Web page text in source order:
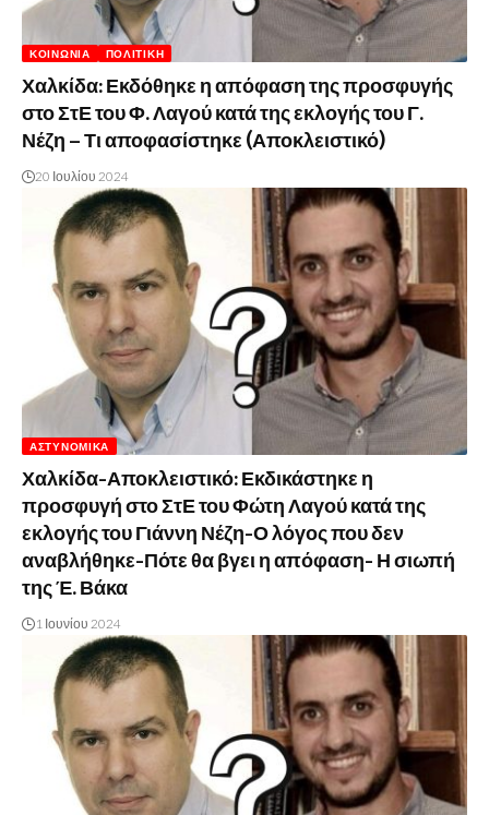
ΚΟΙΝΩΝΊΑ ΠΟΛΙΤΙΚΉ
Χαλκίδα: Εκδόθηκε η απόφαση της προσφυγής
στο ΣτΕ του Φ. Λαγού κατά της εκλογής του Γ.
Νέζη – Τι αποφασίστηκε (Αποκλειστικό)
20 Ιουλίου 2024
ΑΣΤΥΝΟΜΙΚΆ
Χαλκίδα-Αποκλειστικό: Εκδικάστηκε η
προσφυγή στο ΣτΕ του Φώτη Λαγού κατά της
εκλογής του Γιάννη Νέζη-Ο λόγος που δεν
αναβλήθηκε-Πότε θα βγει η απόφαση- Η σιωπή
της Έ. Βάκα
1 Ιουνίου 2024